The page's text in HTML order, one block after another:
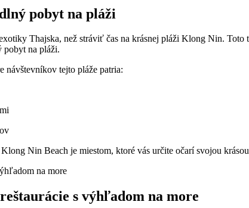
pobyt na pláži
Thajska, než stráviť čas na krásnej pláži Klong Nin.
pobyt na pláži.
návštevníkov tejto pláže patria:
Nin Beach je miestom, ktoré vás určite očarí svojou
s výhľadom na more